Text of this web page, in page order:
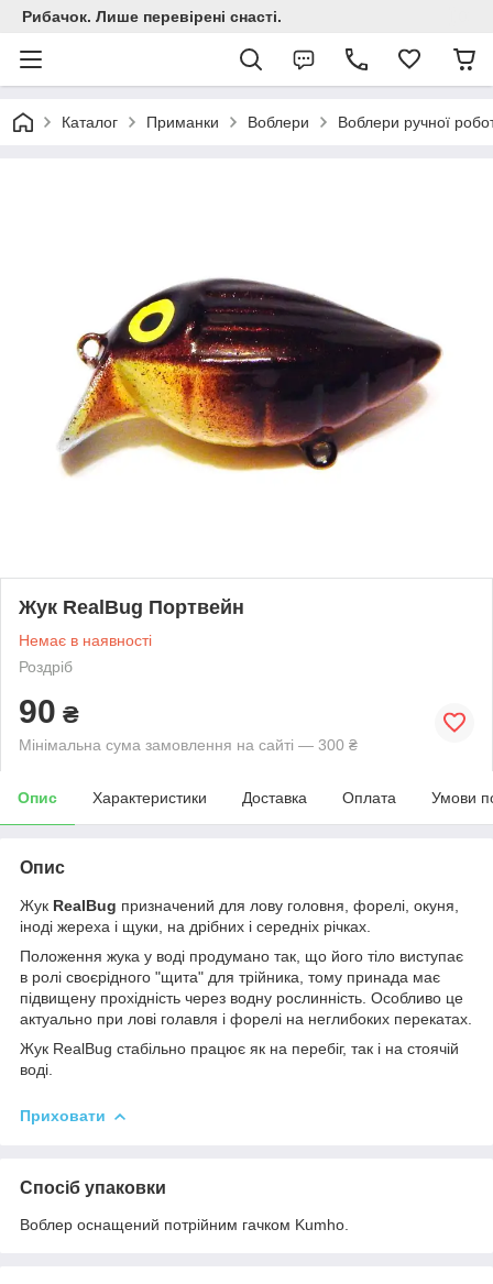
Рибачок. Лише перевірені снасті.
Каталог Приманки Воблери Воблери ручної
Жук RealBug Портвейн
Немає в наявності
Роздріб
90 ₴
Мінімальна сума замовлення на сайті — 300 ₴
Опис Характеристики Доставка Оплата Умови
Опис
Жук RealBug призначений для лову головня, форелі, окуня,
іноді жереха і щуки, на дрібних і середніх річках.
Положення жука у воді продумано так, що його тіло виступає
в ролі своєрідного "щита" для трійника, тому принада має
підвищену прохідність через водну рослинність. Особливо це
актуально при лові голавля і форелі на неглибоких перекатах.
Жук RealBug стабільно працює як на перебіг, так і на стоячій
воді.
Приховати
Спосіб упаковки
Воблер оснащений потрійним гачком Kumho.